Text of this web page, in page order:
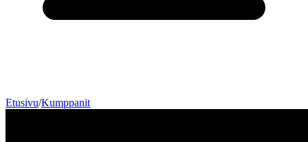
Etusivu/Kumppanit